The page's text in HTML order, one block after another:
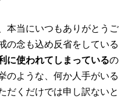
本当にいつもありがとうご
の念も込め反省をしている
に使われてしまっているの
のような、何か人手がいる
だくだけでは申し訳ないと